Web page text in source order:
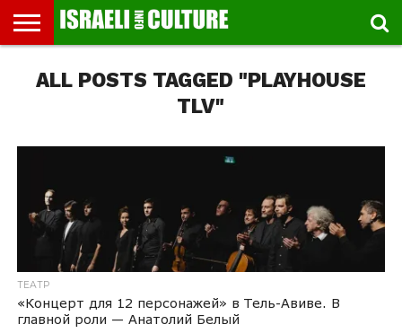
МУЗЕИ
СТРАНА
ФЕСТИВАЛЕЙ
ТЕАТР
КНИГИ.
ТЕКСТЫ
МУЗЫКА
РЕЛИГИЯ/
ИСТОРИЯ
ДВИЖЕНИЕ
ДЕТИ
ВЫХОДНОГО
МАРШРУТЫ
ПРОГУЛЬЩИКА
ВИДЕО-
РЕЧИ
ВПЕЧАТЛЕНИЯ
ВСТРЕЧИ
И
ИНТЕРВЬЮ
КИНО
TEL
AVIV
ALL POSTS TAGGED "PLAYHOUSE
TLV"
ТЕАТР
«Концерт для 12 персонажей» в Тель-Авиве. В
главной роли — Анатолий Белый